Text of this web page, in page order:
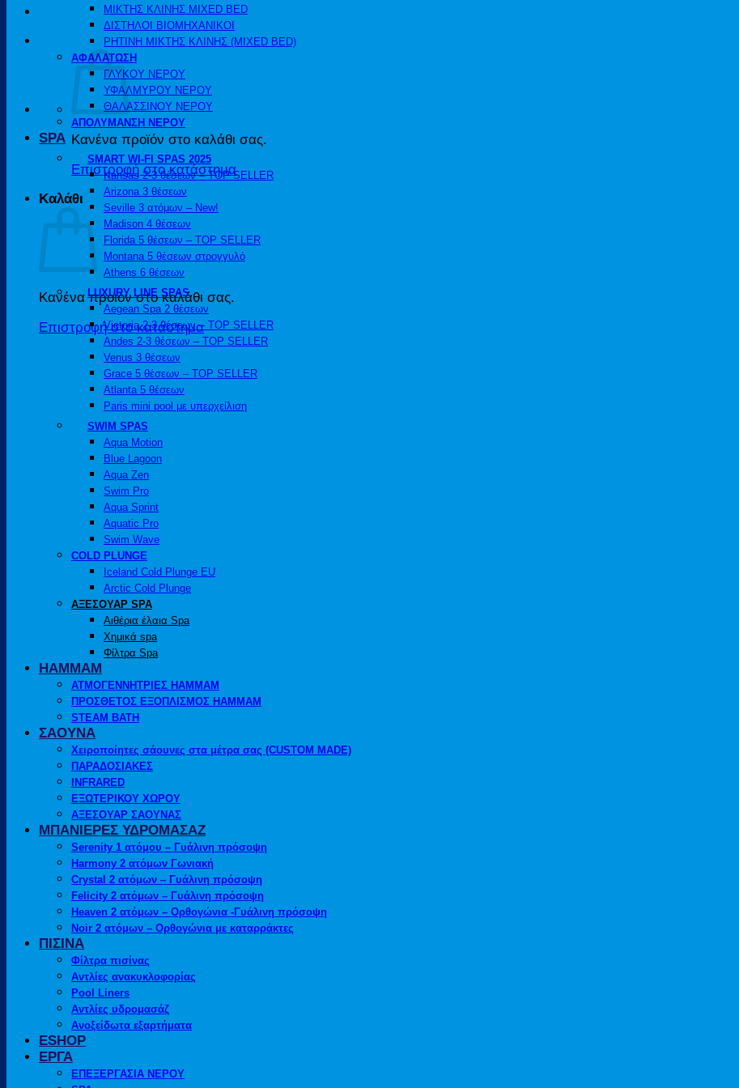
Κανένα προϊόν στο καλάθι σας.
Επιστροφή στο κατάστημα
Καλάθι
Κανένα προϊόν στο καλάθι σας.
Επιστροφή στο κατάστημα
ΜΙΚΤΗΣ ΚΛΙΝΗΣ MIXED BED
ΔΙΣΤΗΛΟΙ ΒΙΟΜΗΧΑΝΙΚΟΙ
ΡΗΤΙΝΗ ΜΙΚΤΗΣ ΚΛΙΝΗΣ (MIXED BED)
ΑΦΑΛΑΤΩΣΗ
ΓΛΥΚΟΥ ΝΕΡΟΥ
ΥΦΑΛΜΥΡΟΥ ΝΕΡΟΥ
ΘΑΛΑΣΣΙΝΟΥ ΝΕΡΟΥ
ΑΠΟΛΥΜΑΝΣΗ ΝΕΡΟΥ
SPA
SMART WI-FI SPAS 2025
Kansas 2-3 θέσεων – TOP SELLER
Arizona 3 θέσεων
Seville 3 ατόμων – New!
Madison 4 θέσεων
Florida 5 θέσεων – TOP SELLER
Montana 5 θέσεων στρογγυλό
Athens 6 θέσεων
LUXURY LINE SPAS
Aegean Spa 2 θέσεων
Victoria 2-3 θέσεων – TOP SELLER
Andes 2-3 θέσεων – TOP SELLER
Venus 3 θέσεων
Grace 5 θέσεων – TOP SELLER
Atlanta 5 θέσεων
Paris mini pool με υπερχείλιση
SWIM SPAS
Aqua Motion
Blue Lagoon
Aqua Zen
Swim Pro
Aqua Sprint
Aquatic Pro
Swim Wave
COLD PLUNGE
Iceland Cold Plunge EU
Arctic Cold Plunge
ΑΞΕΣΟΥΑΡ SPA
Αιθέρια έλαια Spa
Χημικά spa
Φίλτρα Spa
HAMMAM
ΑΤΜΟΓΕΝΝΗΤΡΙΕΣ HAMMAM
ΠΡΟΣΘΕΤΟΣ ΕΞΟΠΛΙΣΜΟΣ HAMMAM
STEAM BATH
ΣΑΟΥΝΑ
Χειροποίητες σάουνες στα μέτρα σας (CUSTOM MADE)
ΠΑΡΑΔΟΣΙΑΚΕΣ
INFRARED
ΕΞΩΤΕΡΙΚΟΥ ΧΩΡΟΥ
ΑΞΕΣΟΥΑΡ ΣΑΟΥΝΑΣ
ΜΠΑΝΙΕΡΕΣ ΥΔΡΟΜΑΣΑΖ
Serenity 1 ατόμου – Γυάλινη πρόσοψη
Harmony 2 ατόμων Γωνιακή
Crystal 2 ατόμων – Γυάλινη πρόσοψη
Felicity 2 ατόμων – Γυάλινη πρόσοψη
Heaven 2 ατόμων – Ορθογώνια -Γυάλινη πρόσοψη
Noir 2 ατόμων – Ορθογώνια με καταρράκτες
ΠΙΣΙΝΑ
Φίλτρα πισίνας
Αντλίες ανακυκλοφορίας
Pool Liners
Αντλίες υδρομασάζ
Ανοξείδωτα εξαρτήματα
ESHOP
ΕΡΓΑ
ΕΠΕΞΕΡΓΑΣΙΑ ΝΕΡΟΥ